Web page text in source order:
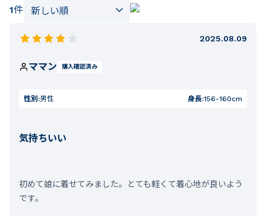
1件
2025.08.09
ママン 購入確認済み
性別:男性 身長:156-160cm
気持ちいい
初めて娘に着せてみました。とても軽くて着心地が良いよう
です。